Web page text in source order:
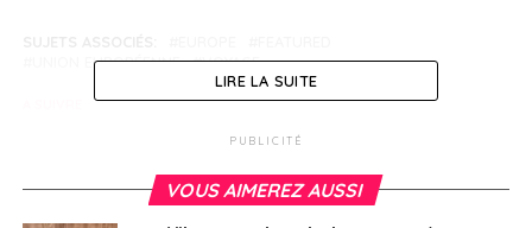
UNION EUROPÉENNE
VOYAGE
L’outil pratique Pass+ d’Ameli
Élections : un dispositif spécial pour les Français
LIRE LA SUITE
PUBLICITÉ
VOUS AIMEREZ AUSSI